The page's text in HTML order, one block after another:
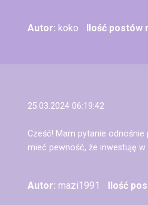
Autor: koko Ilość postów
25.03.2024 06:19:42
Cześć! Mam pytanie
mieć pewność, że inwestuję w
Autor: mazi1991 Ilość